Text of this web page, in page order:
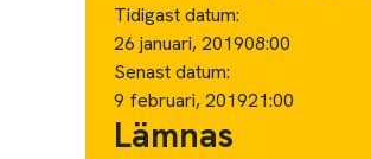
Tidigast datum:
26 januari, 201908:00
Senast datum:
9 februari, 201921:00
Lämnas